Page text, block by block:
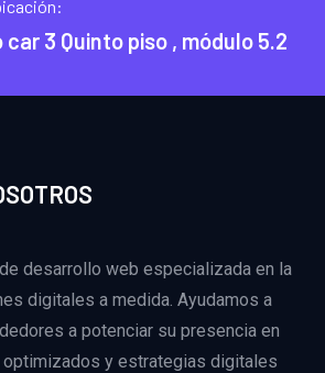
car 3 Quinto piso , módulo 5.2
desarrollo web especializada en la
digitales a medida. Ayudamos a
a potenciar su presencia en
y estrategias digitales